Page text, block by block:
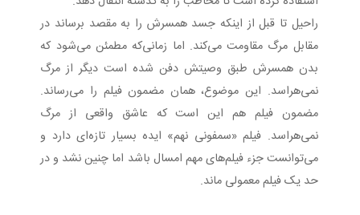
راحیل تا قبل از اینکه جسد همسرش را به مقصد برساند در
مقابل مرگ مقاومت می‌کند. اما زمانی‌که مطمئن می‌شود که
بدن همسرش طبق وصیتش دفن شده است دیگر از مرگ
نمی‌هراسد. این موضوع، همان مضمون فیلم را می‌رساند.
مضمون فیلم هم این است که عاشق واقعی از مرگ
نمی‌هراسد. فیلم «سمفونی نهم» ایده بسیار تازه‌ای دارد و
می‌توانست جزء فیلم‌های مهم امسال باشد اما چنین نشد و در
حد یک فیلم معمولی ماند.